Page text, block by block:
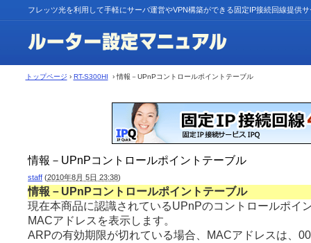
フレッツ光を利用して手軽にサーバ運営やVPN構築ができる固定IP接続回線提供
トップページ › RT-S300HI › 情報－UPnPコントロールポイントテーブル
情報－UPnPコントロールポイントテーブル
staff (2010年8月 5日 23:38)
情報－UPnPコントロールポイントテーブル
現在本商品に認識されているUPnPのコントロールポイ
MACアドレスを表示します。
ARPの有効期限が切れている場合、MACアドレスは、